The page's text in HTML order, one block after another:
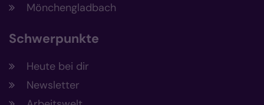
Mönchengladbach
Schwerpunkte
Heute bei dir
Newsletter